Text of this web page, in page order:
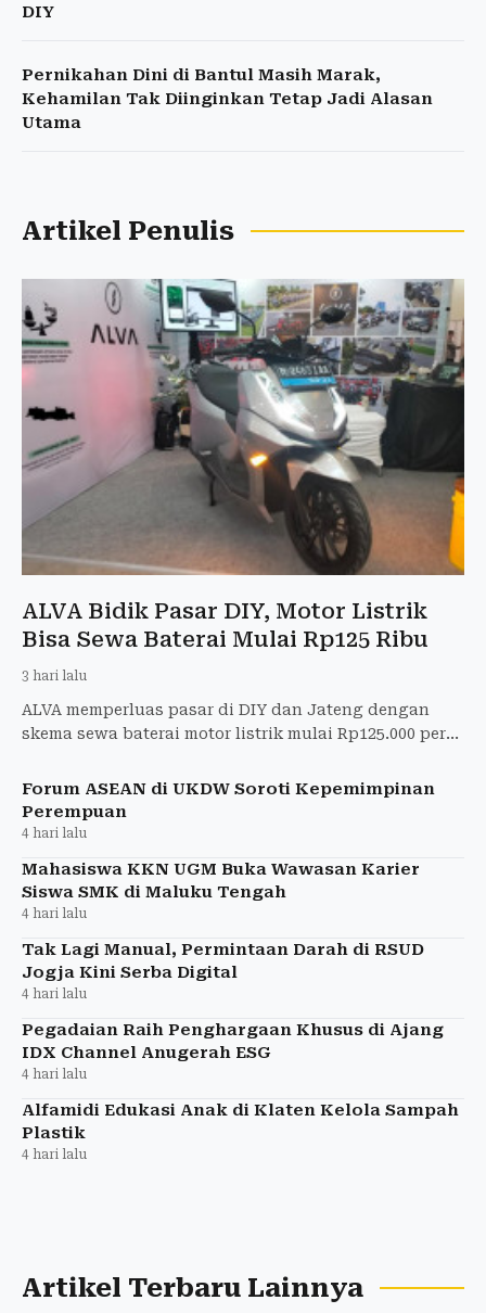
DIY
Pernikahan Dini di Bantul Masih Marak,
Kehamilan Tak Diinginkan Tetap Jadi Alasan
Utama
Artikel Penulis
ALVA Bidik Pasar DIY, Motor Listrik
Bisa Sewa Baterai Mulai Rp125 Ribu
3 hari lalu
ALVA memperluas pasar di DIY dan Jateng dengan
skema sewa baterai motor listrik mulai Rp125.000 per
Forum ASEAN di UKDW Soroti Kepemimpinan
Perempuan
4 hari lalu
Mahasiswa KKN UGM Buka Wawasan Karier
Siswa SMK di Maluku Tengah
4 hari lalu
Tak Lagi Manual, Permintaan Darah di RSUD
Jogja Kini Serba Digital
4 hari lalu
Pegadaian Raih Penghargaan Khusus di Ajang
IDX Channel Anugerah ESG
4 hari lalu
Alfamidi Edukasi Anak di Klaten Kelola Sampah
Plastik
4 hari lalu
Artikel Terbaru Lainnya